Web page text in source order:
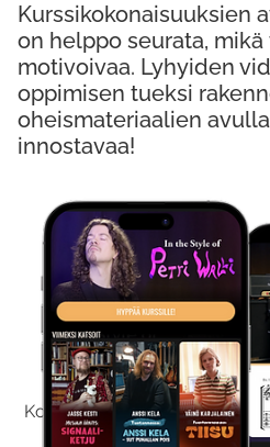
Kokeile
Kokeilemalla ilmaiseksi saat
viikon
Kurssikokonaisuuksien
on helppo seurata,
motivoivaa. Lyhyiden
oppimisen tueksi
oheismateriaalien
innostavaa!